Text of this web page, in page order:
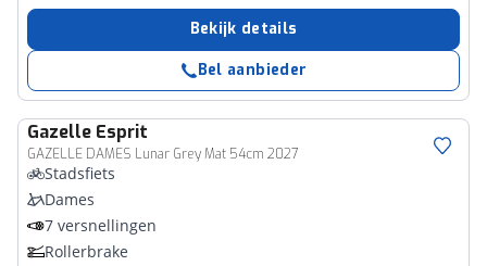
Bekijk details
Bel aanbieder
Gazelle Esprit
GAZELLE DAMES Lunar Grey Mat 54cm 2027
Stadsfiets
Dames
7 versnellingen
Rollerbrake